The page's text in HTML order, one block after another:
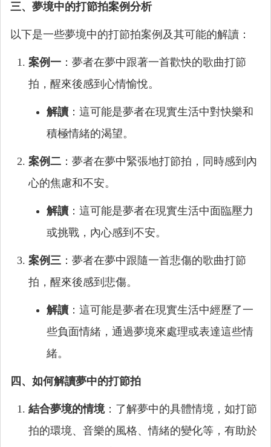
三、夢境中的打節拍案例分析
以下是一些夢境中的打節拍案例及其可能的解讀：
案例一 ：夢者在夢中跟著一首歡快的歌曲打節
拍，醒來後感到心情愉悅。
解讀 ：這可能是夢者在現實生活中對快樂和
積極情緒的渴望。
案例二 ：夢者在夢中緊張地打節拍，同時感到內
心的焦慮和不安。
解讀 ：這可能是夢者在現實生活中面臨壓力
或挑戰，內心感到不安。
案例三 ：夢者在夢中跟隨一首悲傷的歌曲打節
拍，醒來後感到悲傷。
解讀 ：這可能是夢者在現實生活中經歷了一
些負面情緒，通過夢境來處理或表達這些情
緒。
四、如何解讀夢中的打節拍
結合夢境的情境：了解夢中的具體情境，如打節
拍的環境、音樂的風格、情緒的變化等，有助於